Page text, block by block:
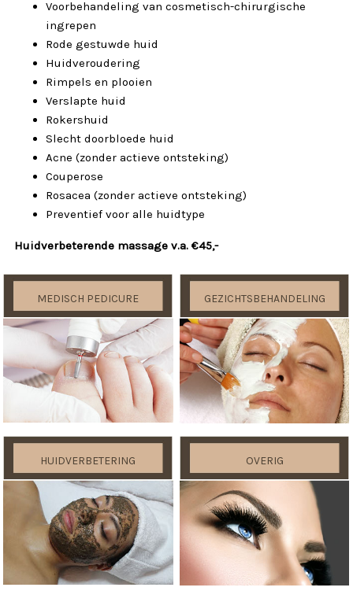
Voorbehandeling van cosmetisch-chirurgische
ingrepen
Rode gestuwde huid
Huidveroudering
Rimpels en plooien
Verslapte huid
Rokershuid
Slecht doorbloede huid
Acne (zonder actieve ontsteking)
Couperose
Rosacea (zonder actieve ontsteking)
Preventief voor alle huidtype
Huidverbeterende massage v.a. €45,-
MEDISCH PEDICURE GEZICHTSBEHANDELING
HUIDVERBETERING OVERIG